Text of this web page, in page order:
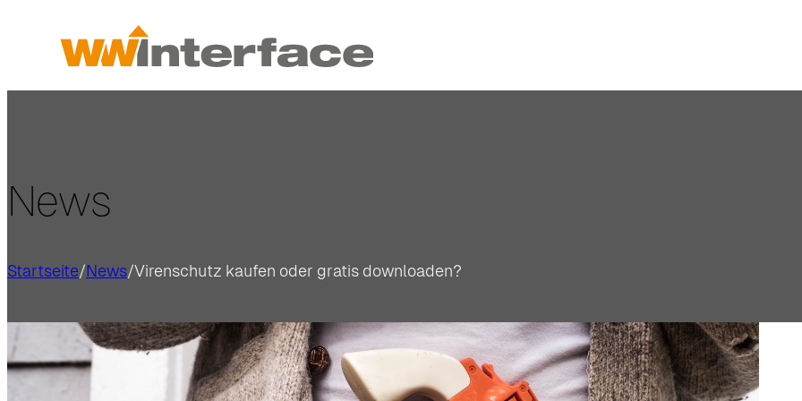
News
Startseite/News/Virenschutz kaufen oder gratis downloaden?